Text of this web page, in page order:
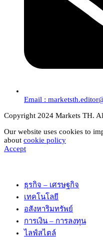
Email :
Copyright 2024 Markets TH.
Our website uses cookies to
about cookie policy
Accept
ธุรกิจ – เศรษฐกิจ
เทคโนโลยี
อสังหาริมทรัพย์
การเงิน – การลงทุน
ไลฟ์สไตล์